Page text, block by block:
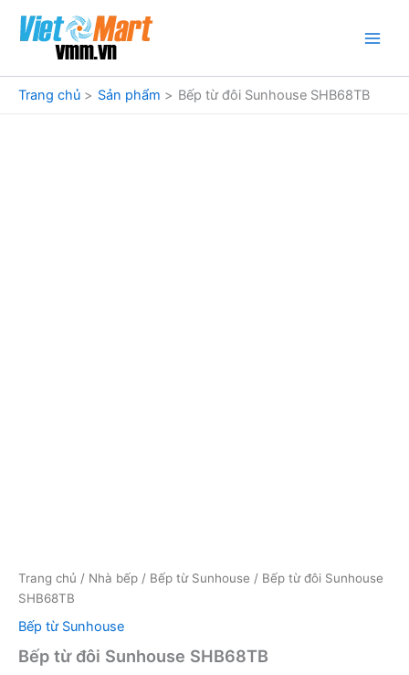
dung
Trang chủ
Sản phẩm Bếp từ đôi Sunhouse SHB68TB
Trang chủ / Nhà bếp / Bếp từ Sunhouse / Bếp từ đôi Sunhouse
SHB68TB
Bếp từ Sunhouse
Bếp từ đôi Sunhouse SHB68TB